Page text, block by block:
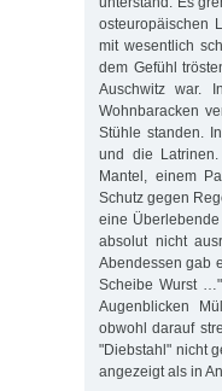
osteuropäischen
mit wesentlich
dem Gefühl
Auschwitz war.
Wohnbaracken
Stühle standen.
und die
Mantel, einem
Schutz gegen
eine
absolut nicht
Abendessen gab
Scheibe Wurst
Augenblicken
obwohl darauf
"Diebstahl" nicht
angezeigt als in